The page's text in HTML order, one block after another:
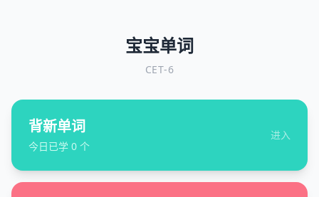
宝宝单词
CET-6
背新单词
今日已学 0 个
进入